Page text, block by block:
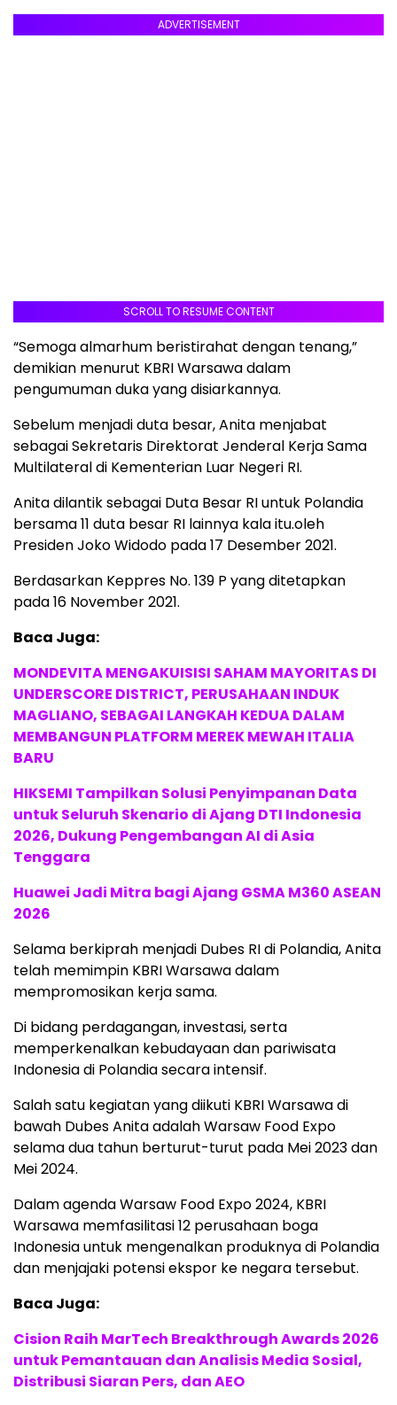
ADVERTISEMENT
SCROLL TO RESUME CONTENT
“Semoga almarhum beristirahat dengan tenang,”
demikian menurut KBRI Warsawa dalam
pengumuman duka yang disiarkannya.
Sebelum menjadi duta besar, Anita menjabat
sebagai Sekretaris Direktorat Jenderal Kerja Sama
Multilateral di Kementerian Luar Negeri RI.
Anita dilantik sebagai Duta Besar RI untuk Polandia
bersama 11 duta besar RI lainnya kala itu.oleh
Presiden Joko Widodo pada 17 Desember 2021.
Berdasarkan Keppres No. 139 P yang ditetapkan
pada 16 November 2021.
Baca Juga:
MONDEVITA MENGAKUISISI SAHAM MAYORITAS DI
UNDERSCORE DISTRICT, PERUSAHAAN INDUK
MAGLIANO, SEBAGAI LANGKAH KEDUA DALAM
MEMBANGUN PLATFORM MEREK MEWAH ITALIA
BARU
HIKSEMI Tampilkan Solusi Penyimpanan Data
untuk Seluruh Skenario di Ajang DTI Indonesia
2026, Dukung Pengembangan AI di Asia
Tenggara
Huawei Jadi Mitra bagi Ajang GSMA M360 ASEAN
2026
Selama berkiprah menjadi Dubes RI di Polandia, Anita
telah memimpin KBRI Warsawa dalam
mempromosikan kerja sama.
Di bidang perdagangan, investasi, serta
memperkenalkan kebudayaan dan pariwisata
Indonesia di Polandia secara intensif.
Salah satu kegiatan yang diikuti KBRI Warsawa di
bawah Dubes Anita adalah Warsaw Food Expo
selama dua tahun berturut-turut pada Mei 2023 dan
Mei 2024.
Dalam agenda Warsaw Food Expo 2024, KBRI
Warsawa memfasilitasi 12 perusahaan boga
Indonesia untuk mengenalkan produknya di Polandia
dan menjajaki potensi ekspor ke negara tersebut.
Baca Juga:
Cision Raih MarTech Breakthrough Awards 2026
untuk Pemantauan dan Analisis Media Sosial,
Distribusi Siaran Pers, dan AEO